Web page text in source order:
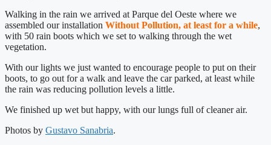
Walking in the rain we arrived at Parque del Oeste where we
assembled our installation Without Pollution, at least for a while,
with 50 rain boots which we set to walking through the wet
vegetation.
With our lights we just wanted to encourage people to put on their
boots, to go out for a walk and leave the car parked, at least while
the rain was reducing pollution levels a little.
We finished up wet but happy, with our lungs full of cleaner air.
Photos by Gustavo Sanabria.